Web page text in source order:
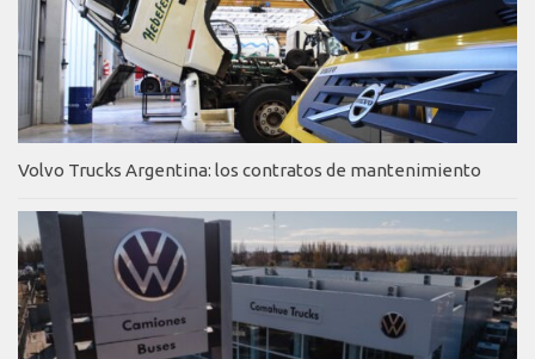
Volvo Trucks Argentina: los contratos de mantenimiento